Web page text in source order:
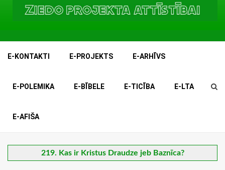
E-KONTAKTI E-PROJEKTS E-ARHĪVS
E-POLEMIKA E-BĪBELE E-TICĪBA E-LTA
E-AFIŠA
219. Kas ir Kristus Draudze jeb Baznīca?